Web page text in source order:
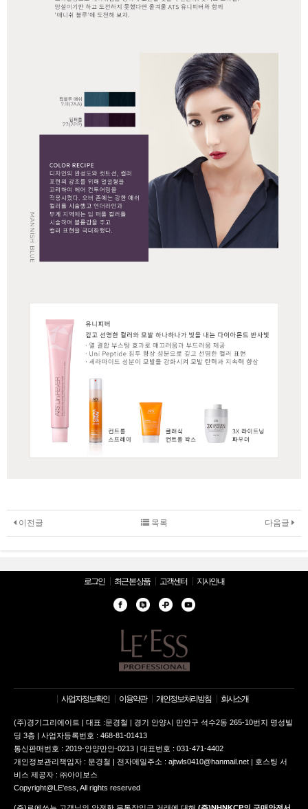
이전글 다음글
목록
로그인 최근 본 상품 고객센터 지사안내
사업자정보확인 이용약관 개인정보처리방침 회사소개
(주)경기그리에이트 | 대표 :문경철 | 경기 안양시 만안구 석수2동 265-10번지 명성빌
딩 3층 | 사업자등록번호 : 468-81-01413
통신판매번호 : 2019-안양만안-0213 | 대표번호 : 031-471-4402
개인정보관리책임자 : 문경철 | 전자메일주소 : ajtwls0410@hanmail.net | 호스팅 서
비스 제공자 : ㈜아이보스
Copyright@LE'ess, All rights reserved
(주)르에쓰는 고객님의 안전한 무통장입금 거래에 대해 (주)NHNKCP의 구매안전서